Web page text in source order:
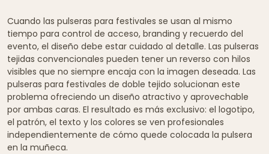
Cuando las pulseras para festivales se usan al mismo
tiempo para control de acceso, branding y recuerdo del
evento, el diseño debe estar cuidado al detalle. Las pulseras
tejidas convencionales pueden tener un reverso con hilos
visibles que no siempre encaja con la imagen deseada. Las
pulseras para festivales de doble tejido solucionan este
problema ofreciendo un diseño atractivo y aprovechable
por ambas caras. El resultado es más exclusivo: el logotipo,
el patrón, el texto y los colores se ven profesionales
independientemente de cómo quede colocada la pulsera
en la muñeca.